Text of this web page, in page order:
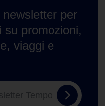
per
su promozioni,
viaggi e
Iscriviti